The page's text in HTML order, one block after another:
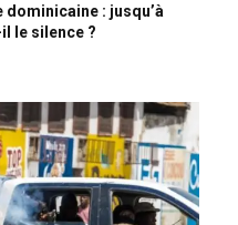
dominicaine : jusqu’à
le silence ?